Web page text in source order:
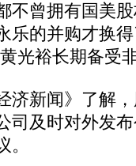
不曾拥有国美
乐的并购才换
光裕长期备受
新闻》了解，
司及时对外发